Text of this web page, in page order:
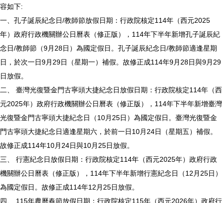
容如下:
一、孔子誕辰紀念日/教師節放假日期：行政院核定114年（西元2025
年）政府行政機關辦公日曆表（修正版），114年下半年新增孔子誕辰紀
念日/教師節（9月28日）為國定假日。孔子誕辰紀念日/教師節適逢星期
日，於次一日9月29日（星期一）補假。故修正成114年9月28日與9月29
日放假。
二、 臺灣光復暨金門古寧頭大捷紀念日放假日期：行政院核定114年（西
元2025年）政府行政機關辦公日曆表（修正版），114年下半年新增臺灣
光復暨金門古寧頭大捷紀念日（10月25日）為國定假日。臺灣光復暨金
門古寧頭大捷紀念日適逢星期六，於前一日10月24日（星期五）補假。
故修正成114年10月24日與10月25日放假。
三、 行憲紀念日放假日期：行政院核定114年（西元2025年）政府行政
機關辦公日曆表（修正版），114年下半年新增行憲紀念日（12月25日）
為國定假日。故修正成114年12月25日放假。
四、 115年農曆春節放假日期：行政院核定115年（西元2026年）政府行